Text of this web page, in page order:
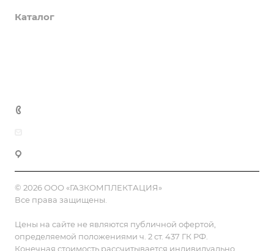
Каталог
© 2026 ООО «ГАЗКОМПЛЕКТАЦИЯ»
Все права защищены.
Цены на сайте не являются публичной офертой,
определяемой положениями ч. 2 ст. 437 ГК РФ.
Конечная стоимость рассчитывается индивидуально,